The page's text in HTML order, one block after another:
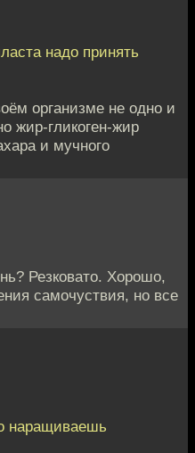
надо принять
организме не одно и
жир-гликоген-жир
и мучного
Резковато. Хорошо,
самочуствия, но все
наращиваешь